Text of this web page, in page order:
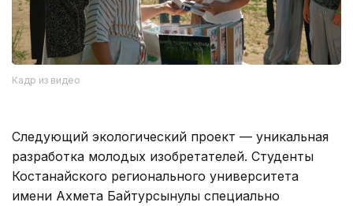
Кадр из видео
Следующий экологический проект — уникальная
разработка молодых изобретателей. Студенты
Костанайского регионального университета
имени Ахмета Байтурсынулы специально